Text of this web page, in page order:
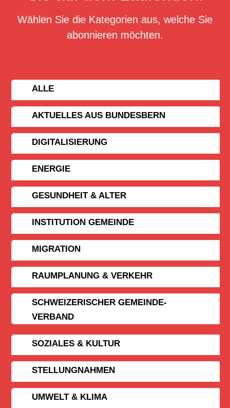
Wählen Sie die Kategorien aus, welche Sie
abonnieren möchten.
ALLE
AKTUELLES AUS BUNDESBERN
DIGITALISIERUNG
ENERGIE
GESUNDHEIT & ALTER
INSTITUTION GEMEINDE
MIGRATION
RAUMPLANUNG & VERKEHR
SCHWEIZERISCHER GEMEINDE­
VERBAND
SOZIALES & KULTUR
STELLUNGNAHMEN
UMWELT & KLIMA